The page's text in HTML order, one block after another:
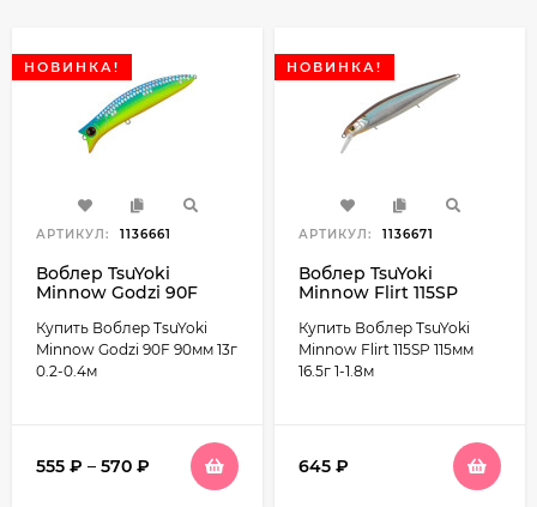
НОВИНКА!
АРТИКУЛ: 1136661
Воблер TsuYoki
Minnow Godzi 90F
Купить Воблер TsuYoki
Minnow Godzi 90F 90мм 13г
0.2-0.4м
555 ₽ – 570 ₽
НОВИНКА!
АРТИКУЛ: 1136671
Воблер TsuYoki
Minnow Flirt 115SP
Купить Воблер TsuYoki
Minnow Flirt 115SP 115мм
16.5г 1-1.8м
645 ₽